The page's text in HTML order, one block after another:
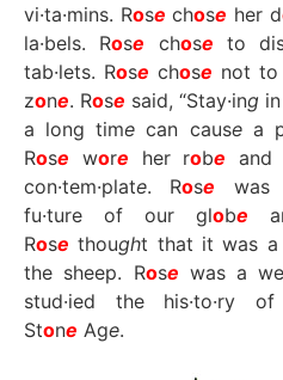
vi·ta·mins. Rose chose her d
la·bels. Rose chose to
tab·lets. Rose chose not to
zone. Rose said, “Stay·ing
a long time can causea
Rose wore her robe and
con·tem·plate. Rose was
fu·ture of our globe
Rose thought that it was a
the sheep. Rose was a
stud·ied the his·to·ry of
Stone Age.